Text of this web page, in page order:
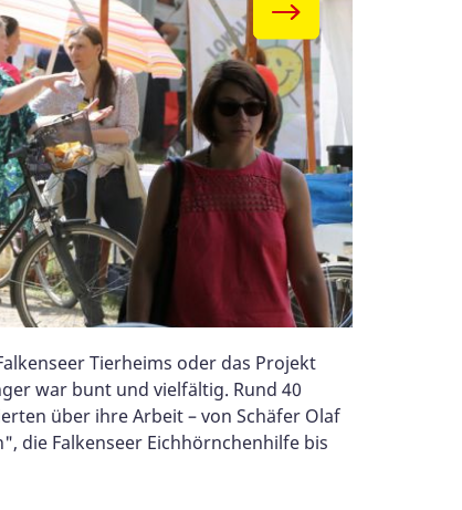
Tierheims oder das Projekt
war bunt und vielfältig. Rund 40
über ihre Arbeit – von Schäfer Olaf
die Falkenseer Eichhörnchenhilfe bis